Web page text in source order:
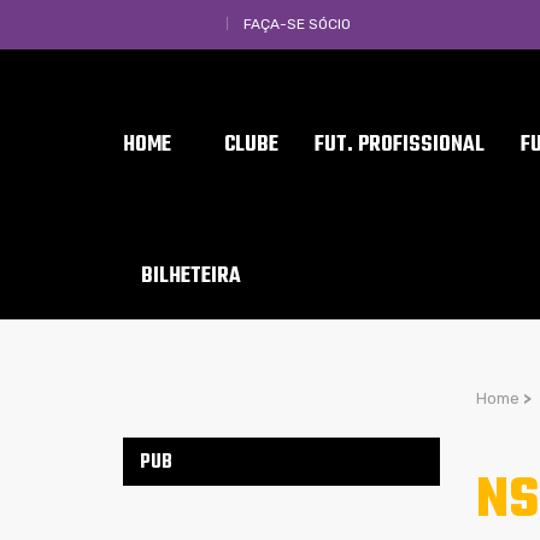
FAÇA-SE SÓCIO
HOME CLUBE FUT. PROFISSIONAL
BILHETEIRA
Home >
PUB